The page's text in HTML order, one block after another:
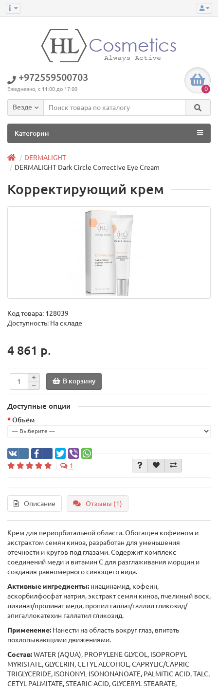
+972559500703
Ежедневно, с 11:00 до 17:00 0
Везде
Категории
DERMALIGHT
DERMALIGHT Dark Circle Corrective Eye Cream
Корректирующий крем
Код товара: 128039
Доступность: На складе
4 861 р.
В корзину
Доступные опции
Объём
1
Описание Отзывы (1)
Крем для периорбитальной области. Обогащен кофеином и
экстрактом семян киноа, разработан для уменьшения
отечности и кругов под глазами. Содержит комплекс
соединений меди и витамин С для разглаживания морщин и
создания равномерного сияющего вида.
Активные ингредиенты: ниацинамид, кофеин,
аскорбилфосфат натрия, экстракт семян киноа, пчелиный воск,
лизинат/пролинат меди, пропил галлат/галлил гликозид/
эпигаллокатехин галлатил гликозид.
Применение: Нанести на область вокруг глаз, впитать
похлопывающими движениями.
Состав:WATER (AQUA), PROPYLENE GLYCOL, ISOPROPYL
MYRISTATE, GLYCERIN, CETYL ALCOHOL, CAPRYLIC/CAPRIC
TRIGLYCERIDE, ISONONYL ISONONANOATE, PALMITIC ACID, TALC,
CETYL PALMITATE, STEARIC ACID, GLYCERYL STEARATE,